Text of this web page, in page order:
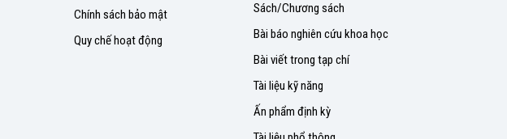
Chính sách bảo mật
Quy chế hoạt động
Sách/Chương sách
Bài báo nghiên cứu khoa học
Bài viết trong tạp chí
Tài liệu kỹ năng
Ấn phẩm định kỳ